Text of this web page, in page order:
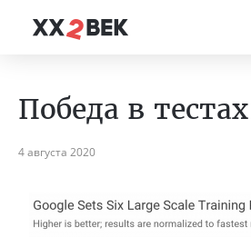
Победа в тестах
4 августа 2020